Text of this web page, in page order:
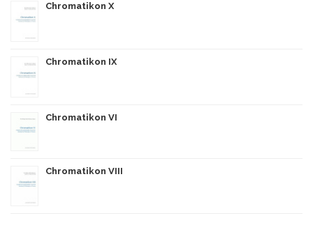
Chromatikon X
Chromatikon IX
Chromatikon VI
Chromatikon VIII